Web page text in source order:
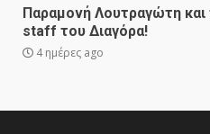
Παραμονή Λουτραγώτη
staff του Διαγόρα!
4 ημέρες ago